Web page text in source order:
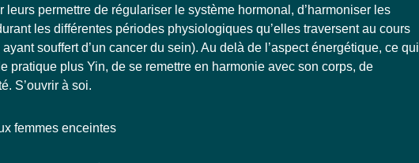
leurs permettre de régulariser le système hormonal, d’harmoniser les
les différentes périodes physiologiques qu’elles traversent au cours
souffert d’un cancer du sein). Au delà de l’aspect énergétique, ce qui
pratique plus Yin, de se remettre en harmonie avec son corps, de
S’ouvrir à soi.
femmes enceintes